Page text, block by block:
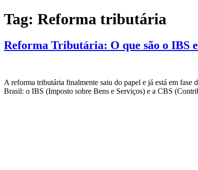
Tag: Reforma tributária
Reforma Tributária: O que são o IBS
A reforma tributária finalmente saiu do papel e já está em fase
Brasil: o IBS (Imposto sobre Bens e Serviços) e a CBS